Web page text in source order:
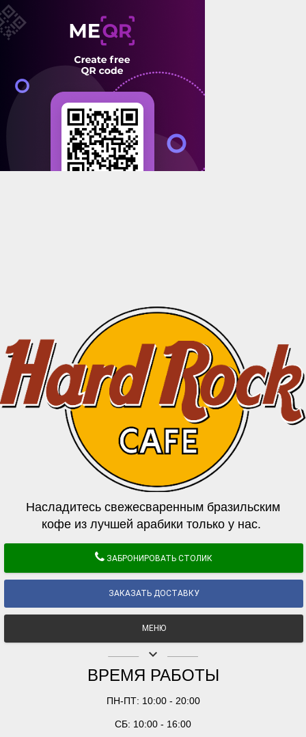
Насладитесь свежесваренным бразильским
кофе из лучшей арабики только у нас.
ЗАБРОНИРОВАТЬ СТОЛИК
ЗАКАЗАТЬ ДОСТАВКУ
МЕНЮ
keyboard_arrow_down
ВРЕМЯ РАБОТЫ
ПН-ПТ: 10:00 - 20:00
СБ: 10:00 - 16:00